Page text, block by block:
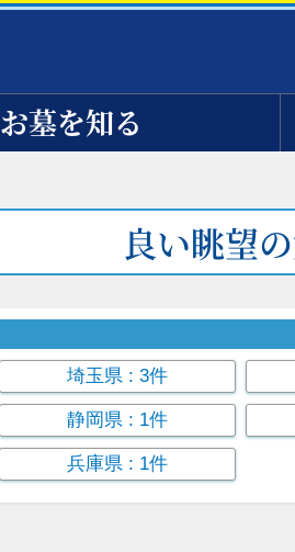
お墓を知る
良い眺望
埼玉県 : 3件
静岡県 : 1件
兵庫県 : 1件